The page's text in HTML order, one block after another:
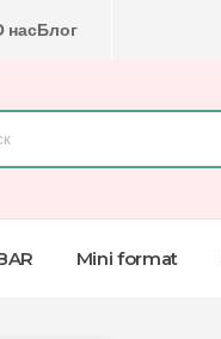
насБлог
Mini format